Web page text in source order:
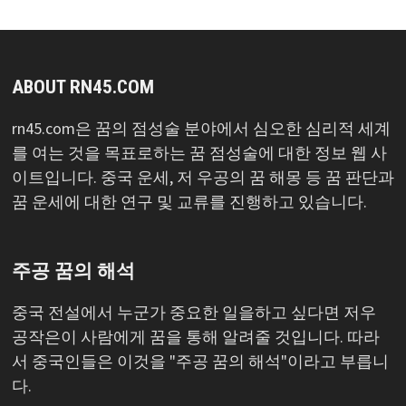
ABOUT RN45.COM
rn45.com은 꿈의 점성술 분야에서 심오한 심리적 세계
를 여는 것을 목표로하는 꿈 점성술에 대한 정보 웹 사
이트입니다. 중국 운세, 저 우공의 꿈 해몽 등 꿈 판단과
꿈 운세에 대한 연구 및 교류를 진행하고 있습니다.
주공 꿈의 해석
중국 전설에서 누군가 중요한 일을하고 싶다면 저우
공작은이 사람에게 꿈을 통해 알려줄 것입니다. 따라
서 중국인들은 이것을 "주공 꿈의 해석"이라고 부릅니
다.